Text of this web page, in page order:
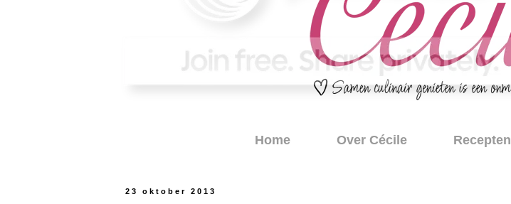
Home Over Cécile Recepten
23 oktober 2013